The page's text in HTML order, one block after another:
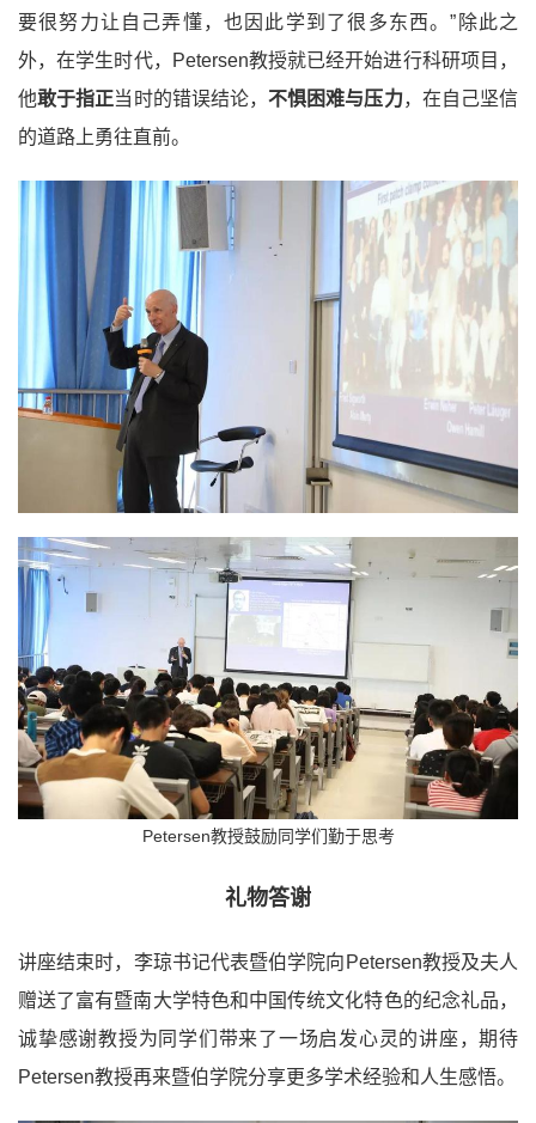
要很努力让自己弄懂，也因此学到了很多东西。”除此之
外，在学生时代，Petersen教授就已经开始进行科研项目，
他敢于指正当时的错误结论，不惧困难与压力，在自己坚信
的道路上勇往直前。
Petersen教授鼓励同学们勤于思考
礼物答谢
讲座结束时，李琼书记代表暨伯学院向Petersen教授及夫人
赠送了富有暨南大学特色和中国传统文化特色的纪念礼品，
诚挚感谢教授为同学们带来了一场启发心灵的讲座，期待
Petersen教授再来暨伯学院分享更多学术经验和人生感悟。